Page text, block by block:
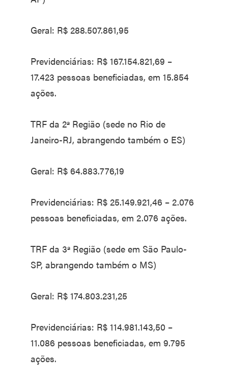
Geral: R$ 288.507.861,95
Previdenciárias: R$ 167.154.821,69 –
17.423 pessoas beneficiadas, em 15.854
ações.
TRF da 2ª Região (sede no Rio de
Janeiro-RJ, abrangendo também o ES)
Geral: R$ 64.883.776,19
Previdenciárias: R$ 25.149.921,46 – 2.076
pessoas beneficiadas, em 2.076 ações.
TRF da 3ª Região (sede em São Paulo-
SP, abrangendo também o MS)
Geral: R$ 174.803.231,25
Previdenciárias: R$ 114.981.143,50 –
11.086 pessoas beneficiadas, em 9.795
ações.